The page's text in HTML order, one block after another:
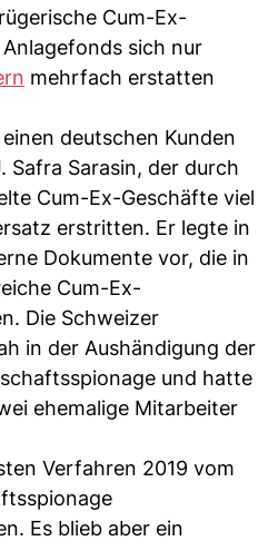
Cum-Ex-
sich nur
mehrfach erstatten
deutschen Kunden
Safra Sarasin, der durch
Cum-Ex-Geschäfte viel
erstritten. Er legte in
Dokumente vor, die in
Cum-Ex-
Die Schweizer
in der Aushändigung der
und hatte
ehemalige Mitarbeiter
Verfahren 2019 vom
Es blieb aber ein